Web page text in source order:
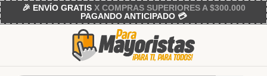
🎉 ENVÍO GRATISX COMPRAS SUPERIORES A $300.000
PAGANDO ANTICIPADO 💳